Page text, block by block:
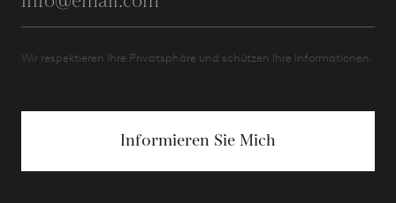
Wir respektieren Ihre Privatsphäre und schützen Ihre Informationen.
Informieren Sie Mich